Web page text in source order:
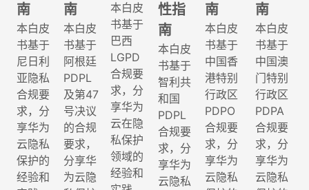
南
本白皮
书基于
尼日利
亚隐私
合规要
求，分
享华为
云隐私
保护的
经验和
南
本白皮
书基于
阿根廷
PDPL
及第47
号决议
的合规
要求，
分享华
为云隐
本白皮
书基于
巴西
LGPD
合规要
求，分
享华为
云在隐
私保护
领域的
经验和
性指
南
本白皮
书基于
智利共
和国
PDPL
合规要
求，分
享华为
云隐私
南
本白皮
书基于
中国香
港特别
行政区
PDPO
合规要
求，分
享华为
云隐私
南
本白皮
书基于
中国澳
门特别
行政区
PDPA
合规要
求，分
享华为
云隐私